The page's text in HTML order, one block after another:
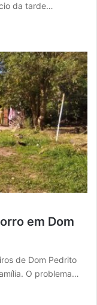
da tarde…
em Dom
de Dom Pedrito
O problema…